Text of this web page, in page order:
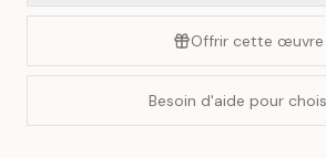
Offrir cette œuvre
Besoin d'aide pour